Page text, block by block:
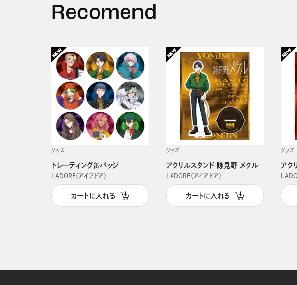
Recomend
グッズ
トレーディング缶バッジ
I.ADORE（アイアドア）
カートに入れる
グッズ
アクリルスタンド 詠見野 メクル
I.ADORE（アイアドア）
カートに入れる
グッズ
アク